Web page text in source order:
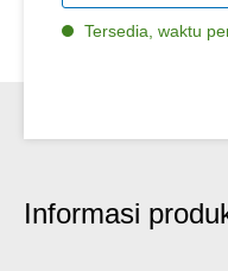
Tersedia, waktu
Informasi